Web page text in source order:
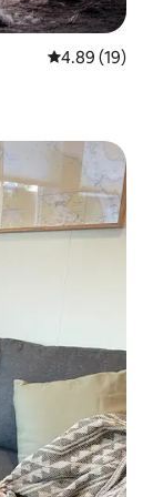
औसत रेटिंग 5 में
4.89 (19)